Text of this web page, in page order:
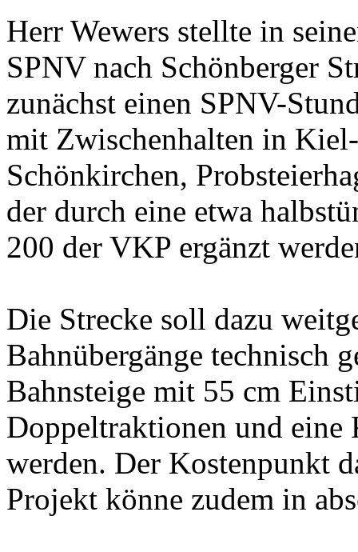
Herr Wewers stellte in
SPNV nach Schönberger
zunächst einen SPNV-
mit Zwischenhalten in
Schönkirchen,
der durch eine etwa
200 der VKP ergänzt
Die Strecke soll dazu
Bahnübergänge technisch
Bahnsteige mit 55 cm
Doppeltraktionen und eine
werden. Der Kostenpunkt
Projekt könne zudem in